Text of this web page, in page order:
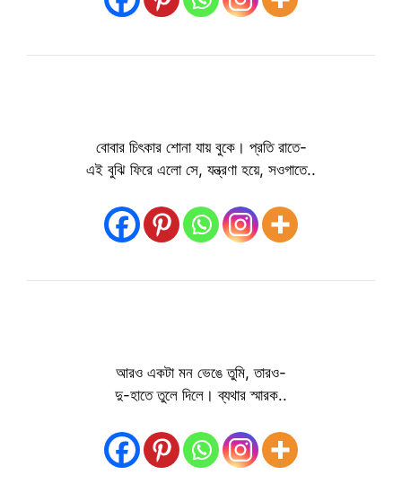
বোবার চিৎকার শোনা যায় বুকে। প্রতি রাতে-
এই বুঝি ফিরে এলো সে, যন্ত্রণা হয়ে, সওগাতে..
আরও একটা মন ভেঙে তুমি, তারও-
দু-হাতে তুলে দিলে। ব্যথার স্মারক..